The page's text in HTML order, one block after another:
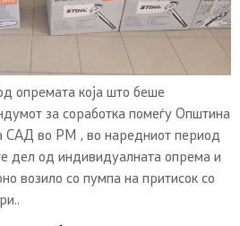
опремата која што беше
за соработка помеѓу Општина
во РМ , во наредниот период
дел од индивидуалната опрема и
возило со пумпа на притисок со